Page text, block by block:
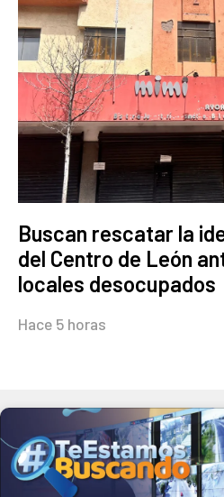
Buscan rescatar la
del Centro de León
locales desocupados
Hace 5 horas